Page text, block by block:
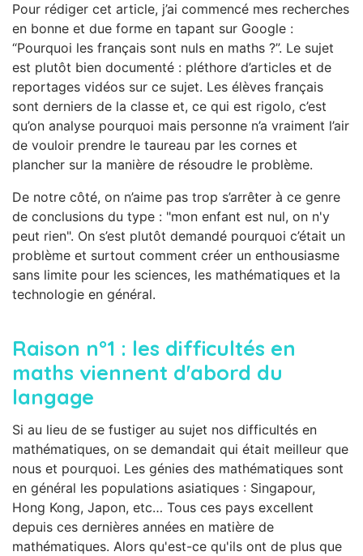
Pour rédiger cet article, j’ai commencé mes recherches
en bonne et due forme en tapant sur Google :
“Pourquoi les français sont nuls en maths ?”. Le sujet
est plutôt bien documenté : pléthore d’articles et de
reportages vidéos sur ce sujet. Les élèves français
sont derniers de la classe et, ce qui est rigolo, c’est
qu’on analyse pourquoi mais personne n’a vraiment l’air
de vouloir prendre le taureau par les cornes et
plancher sur la manière de résoudre le problème.
De notre côté, on n’aime pas trop s’arrêter à ce genre
de conclusions du type : "mon enfant est nul, on n'y
peut rien". On s’est plutôt demandé pourquoi c’était un
problème et surtout comment créer un enthousiasme
sans limite pour les sciences, les mathématiques et la
technologie en général.
Raison n°1 : les difficultés en
maths viennent d'abord du
langage
Si au lieu de se fustiger au sujet nos difficultés en
mathématiques, on se demandait qui était meilleur que
nous et pourquoi. Les génies des mathématiques sont
en général les populations asiatiques : Singapour,
Hong Kong, Japon, etc… Tous ces pays excellent
depuis ces dernières années en matière de
mathématiques. Alors qu'est-ce qu'ils ont de plus que